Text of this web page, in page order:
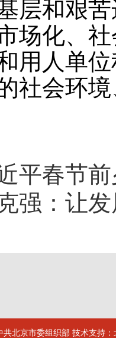
层和艰
场化、
用人单
社会环
平春节
强：让
共北京市委组织部 技术支持